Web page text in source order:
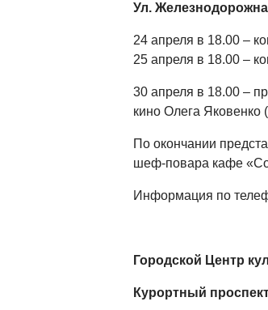
Ул.
24 апреля в 18.00 –
25 апреля в 18.00 –
30 апреля в 18.00 –
кино Олега Яковенко
По окончании
шеф-повара кафе
Информация по
Городской Центр
Курортный